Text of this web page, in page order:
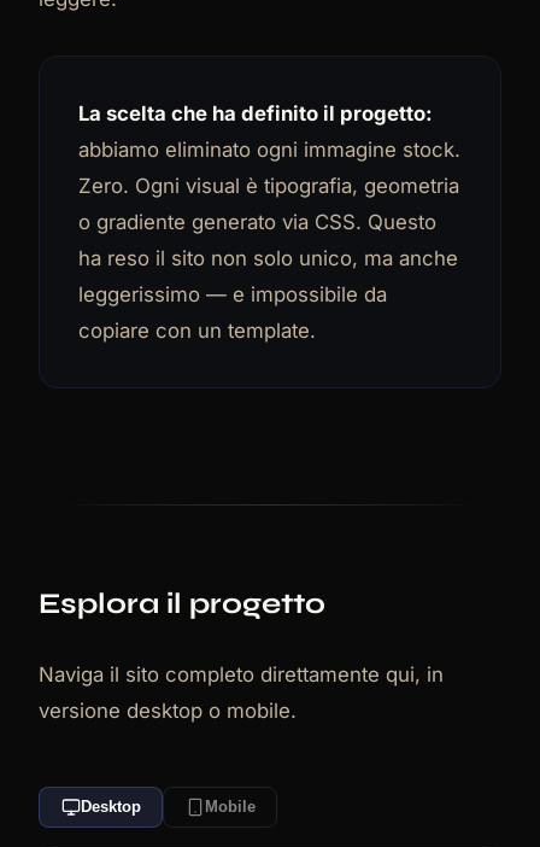
La scelta che ha definito il progetto:
abbiamo eliminato ogni immagine stock.
Zero. Ogni visual è tipografia, geometria
o gradiente generato via CSS. Questo
ha reso il sito non solo unico, ma anche
leggerissimo — e impossibile da
copiare con un template.
Esplora il progetto
Naviga il sito completo direttamente qui, in
versione desktop o mobile.
Desktop Mobile